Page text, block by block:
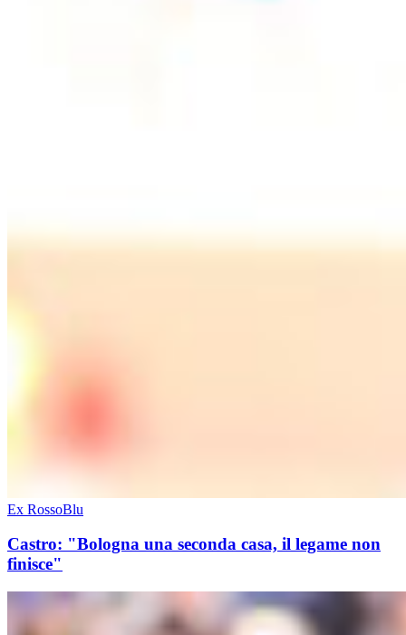
Ex RossoBlu
Castro: "Bologna una seconda casa, il legame non
finisce"